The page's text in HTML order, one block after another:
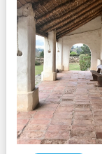
Paquete
y recorriendo
Lago El